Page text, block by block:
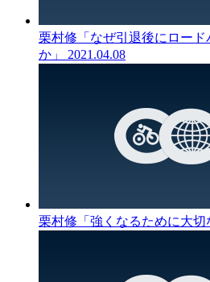
栗村修「なぜ引退後にロー
か」
2021.04.08
栗村修「強くなるために大切